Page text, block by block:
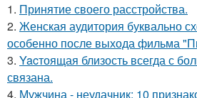
1. Принятие своего расстройства.
2. Женская аудитория буквально
особенно после выхода фильма
3. Yacтоящая близость всегда с
связана.
4. Мужчина - неудачник: 10